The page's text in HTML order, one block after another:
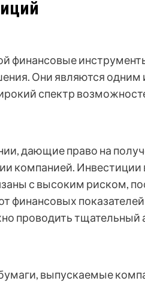
финансовые
Они являются
спектр
дающие право на
компанией. Инвестиции
с высоким риском,
финансовых
проводить тщательный
выпускаемые